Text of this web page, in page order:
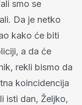
smo se
Da je netko
kako će biti
a da će
rekli bismo da
koincidencija
isti dan, Željko,